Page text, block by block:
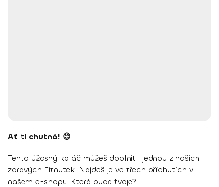
Ať ti chutná! 😊
Tento úžasný koláč můžeš doplnit i jednou z našich
zdravých Fitnutek. Najdeš je ve třech příchutích v
našem e-shopu. Která bude tvoje?